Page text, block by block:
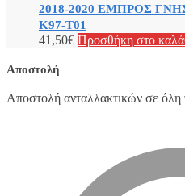
2018-2020 ΕΜΠΡΟΣ
K97-T01
41,50€ Προσθήκη στο
Αποστολή
Αποστολή ανταλλακτικών σε